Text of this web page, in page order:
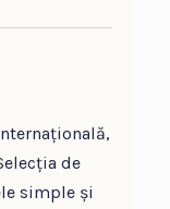
de
simple și